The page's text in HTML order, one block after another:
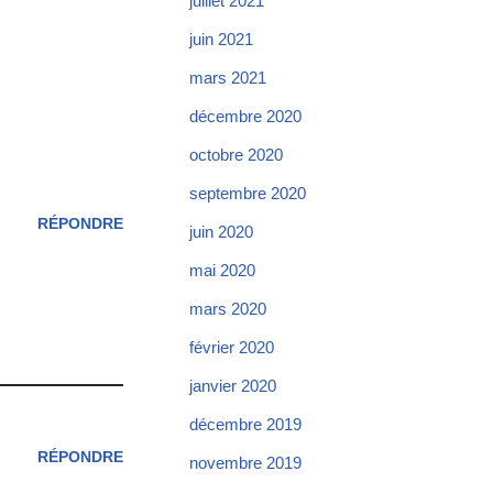
RÉPONDRE
RÉPONDRE
juin 2021
mars 2021
décembre 2020
octobre 2020
septembre 2020
juin 2020
mai 2020
mars 2020
février 2020
janvier 2020
décembre 2019
novembre 2019